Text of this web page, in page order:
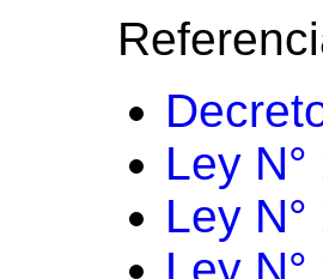
Ley
Ley
Ley